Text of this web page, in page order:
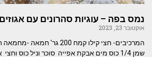
נמס בפה – עוגיות סהרונים עם אגוזים
אוקטובר 23, 2023
המרכיבים- חצי קילו קמח 200 גר'
שמן 1/4 כוס מים אבקת אפייה סוכר וניל כוס וחצי אגוזי מלך